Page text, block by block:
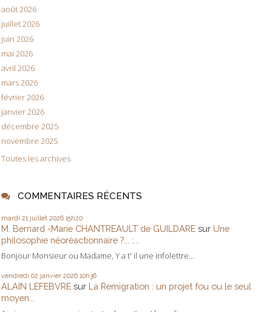
août 2026
juillet 2026
juin 2026
mai 2026
avril 2026
mars 2026
février 2026
janvier 2026
décembre 2025
novembre 2025
Toutes les archives
COMMENTAIRES RÉCENTS
mardi 21 juillet 2026 15h20
M. Bernard -Marie CHANTREAULT de GUILDARE sur Une
philosophie néoréactionnaire ?... :...
Bonjour Monsieur ou Madame, Y a t' il une infolettre...
vendredi 02 janvier 2026 10h36
ALAIN LEFEBVRE sur La Remigration : un projet fou ou le seul
moyen...